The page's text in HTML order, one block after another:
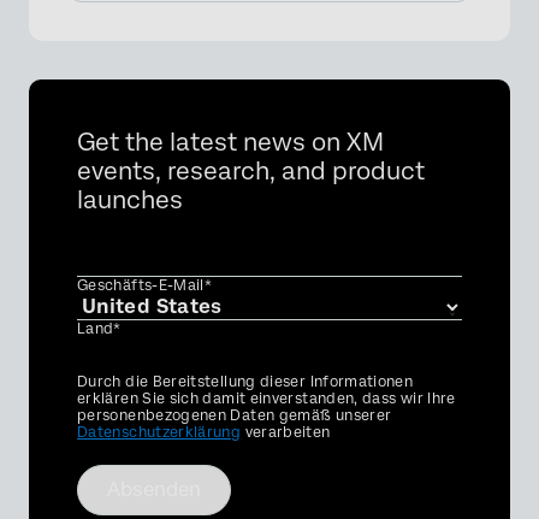
Get the latest news on XM
events, research, and product
launches
Geschäfts-E-Mail*
Land*
Privacy
Optin
Durch die Bereitstellung dieser Informationen
erklären Sie sich damit einverstanden, dass wir Ihre
personenbezogenen Daten gemäß unserer
Datenschutzerklärung verarbeiten